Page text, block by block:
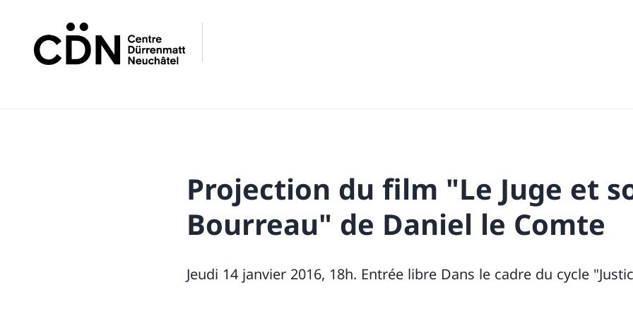
Projection du film "Le Juge et
Bourreau" de Daniel le Comte
Jeudi 14 janvier 2016, 18h. Entrée libre Dans le cadre du cycle